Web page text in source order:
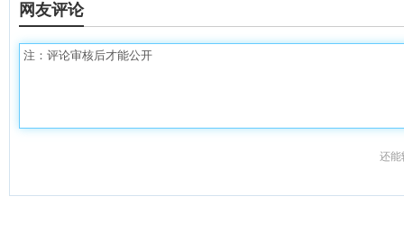
网友评论
还能